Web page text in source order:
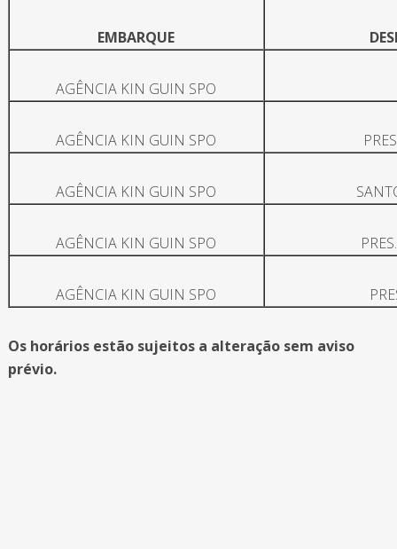
EMBARQUE
AGÊNCIA KIN GUIN SPO
AGÊNCIA KIN GUIN SPO
AGÊNCIA KIN GUIN SPO
AGÊNCIA KIN GUIN SPO
AGÊNCIA KIN GUIN SPO
Os horários estão sujeitos a alteração sem aviso
prévio.